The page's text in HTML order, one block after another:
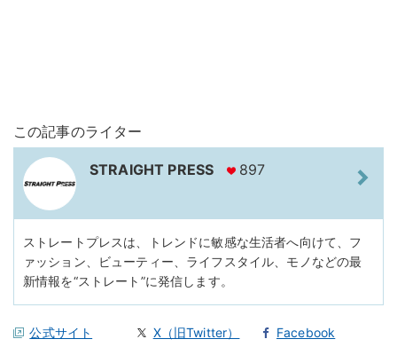
この記事のライター
STRAIGHT PRESS 897
ストレートプレスは、トレンドに敏感な生活者へ向けて、フ
ァッション、ビューティー、ライフスタイル、モノなどの最
新情報を“ストレート”に発信します。
公式サイト X（旧Twitter） Facebook